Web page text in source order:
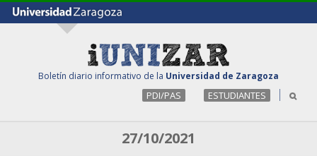
Boletín diario informativo de la Universidad de Zaragoza
PDI/PAS ESTUDIANTES
27/10/2021